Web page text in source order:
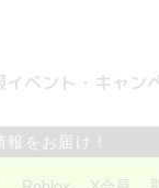
イベント・キャン
をお届け！